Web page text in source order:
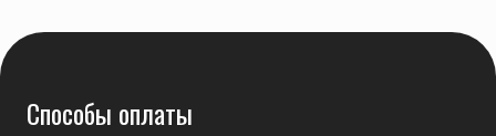
Способы оплаты